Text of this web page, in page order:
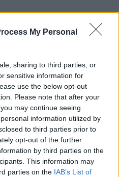
My Personal
sharing to third parties, or
sensitive information for
use the below opt-out
Please note that after your
may continue seeing
information utilized by
to third parties prior to
opt-out of the further
by third parties on the
This information may
parties on the IAB’s List of
vzdialenému
dusikaté vápno
na to.